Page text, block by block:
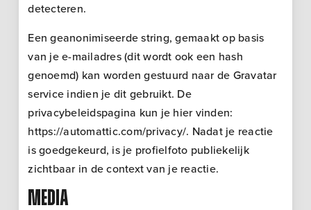
detecteren.
Een geanonimiseerde string, gemaakt op basis
van je e-mailadres (dit wordt ook een hash
genoemd) kan worden gestuurd naar de Gravatar
service indien je dit gebruikt. De
privacybeleidspagina kun je hier vinden:
https://automattic.com/privacy/. Nadat je reactie
is goedgekeurd, is je profielfoto publiekelijk
zichtbaar in de context van je reactie.
Media